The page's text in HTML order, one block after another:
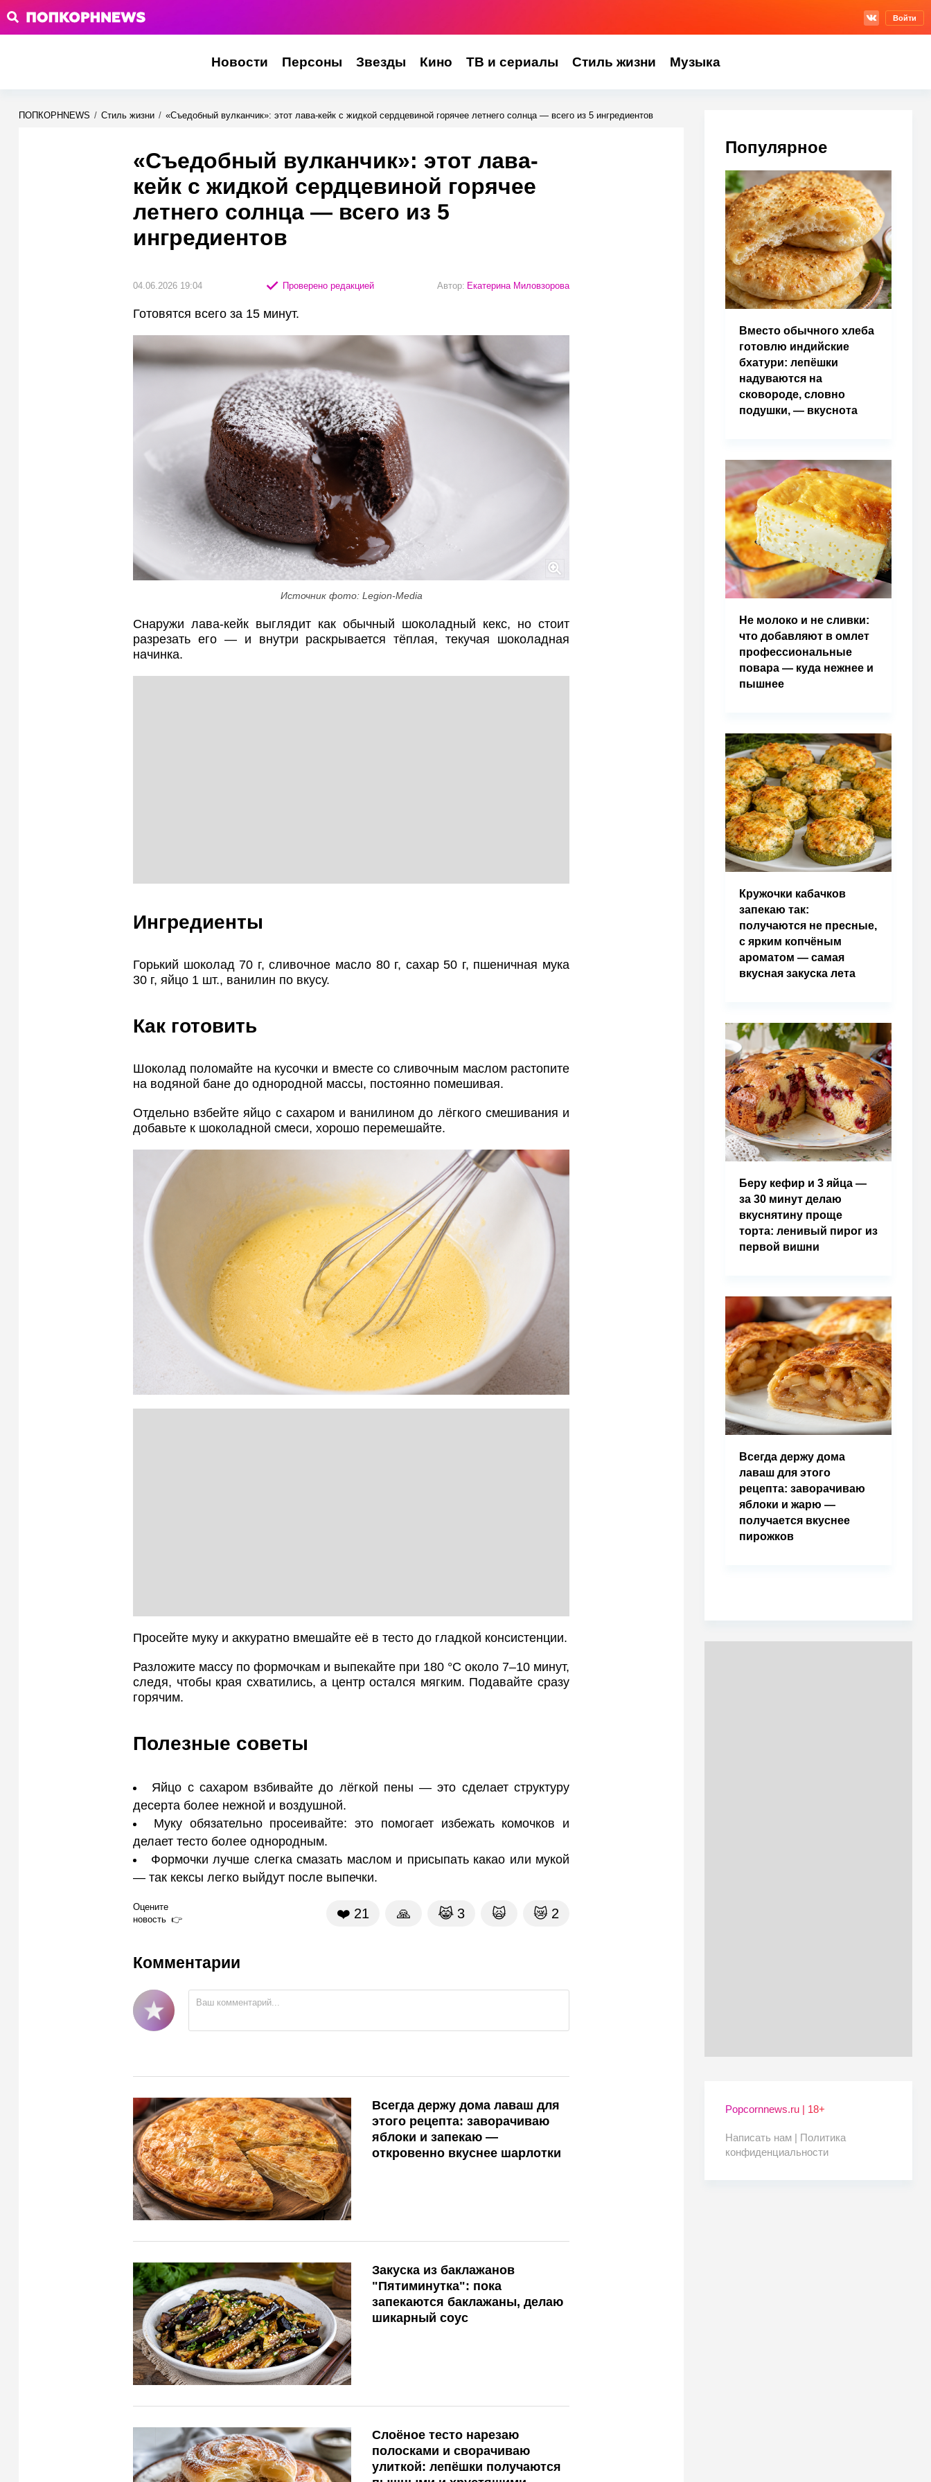
Войти
Новости Персоны Звезды Кино ТВ и сериалы Стиль жизни Музыка
ПОПКОРНNEWS / Стиль жизни / «Съедобный вулканчик»: этот лава-кейк с жидкой сердцевиной горячее летнего солнца — всего из 5 ингредиентов
«Съедобный вулканчик»: этот лава-
кейк с жидкой сердцевиной горячее
летнего солнца — всего из 5
ингредиентов
04.06.2026 19:04 Проверено редакцией Автор: Екатерина Миловзорова
Готовятся всего за 15 минут.
Источник фото: Legion-Media
Снаружи лава-кейк выглядит как обычный шоколадный кекс, но стоит
разрезать его — и внутри раскрывается тёплая, текучая шоколадная
начинка.
Ингредиенты
Горький шоколад 70 г, сливочное масло 80 г, сахар 50 г, пшеничная мука
30 г, яйцо 1 шт., ванилин по вкусу.
Как готовить
Шоколад поломайте на кусочки и вместе со сливочным маслом растопите
на водяной бане до однородной массы, постоянно помешивая.
Отдельно взбейте яйцо с сахаром и ванилином до лёгкого смешивания и
добавьте к шоколадной смеси, хорошо перемешайте.
Просейте муку и аккуратно вмешайте её в тесто до гладкой консистенции.
Разложите массу по формочкам и выпекайте при 180 °C около 7–10 минут,
следя, чтобы края схватились, а центр остался мягким. Подавайте сразу
горячим.
Полезные советы
Яйцо с сахаром взбивайте до лёгкой пены — это сделает структуру
десерта более нежной и воздушной.
Муку обязательно просеивайте: это помогает избежать комочков и
делает тесто более однородным.
Формочки лучше слегка смазать маслом и присыпать какао или мукой
— так кексы легко выйдут после выпечки.
Оцените
новость
❤️ 21 🙏 😹 3 🙀 😿 2
Комментарии
Всегда держу дома лаваш для
этого рецепта: заворачиваю
яблоки и запекаю —
откровенно вкуснее шарлотки
Закуска из баклажанов
"Пятиминутка": пока
запекаются баклажаны, делаю
шикарный соус
Слоёное тесто нарезаю
полосками и сворачиваю
улиткой: лепёшки получаются
Популярное
Вместо обычного хлеба
готовлю индийские
бхатури: лепёшки
надуваются на
сковороде, словно
подушки, — вкуснота
Не молоко и не сливки:
что добавляют в омлет
профессиональные
повара — куда нежнее и
пышнее
Кружочки кабачков
запекаю так:
получаются не пресные,
с ярким копчёным
ароматом — самая
вкусная закуска лета
Беру кефир и 3 яйца —
за 30 минут делаю
вкуснятину проще
торта: ленивый пирог из
первой вишни
Всегда держу дома
лаваш для этого
рецепта: заворачиваю
яблоки и жарю —
получается вкуснее
пирожков
Popcornnews.ru | 18+
Написать нам | Политика
конфиденциальности